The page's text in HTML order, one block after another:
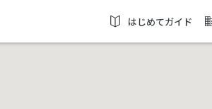
はじめてガイド